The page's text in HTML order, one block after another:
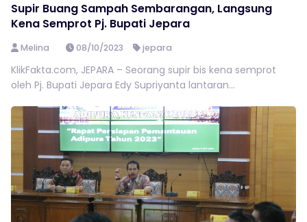
Supir Buang Sampah Sembarangan, Langsung
Kena Semprot Pj. Bupati Jepara
Melina 08/10/2023 jepara
KlikFakta.com, JEPARA – Seorang supir bis kena semprot
oleh Pj. Bupati Jepara Edy Supriyanta lantaran...